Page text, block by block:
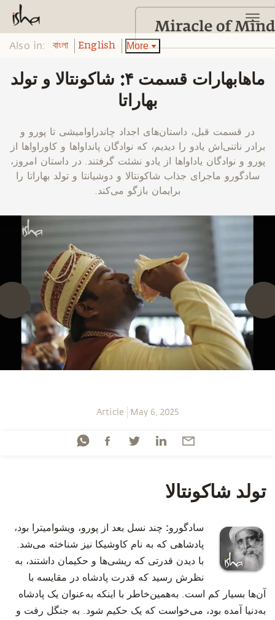
Also in: বাংলা English More
ماهابهارات قسمت ۴: شاکونتالا و تولد
بهاراتا
‫در قسمت قبل، داستان‌های اجداد چاندراوامیشی تا پورو و
برادر ناتنی‌‌اش یادو را دیدیم، که نوادگان پانداواها و کاوراواها از
پورو و نوادگان یاداواها از یادو نشئت گرفتند. در داستان امروز،
سادگورو ماجرای جذاب شاکونتالا و دوشیانتا و تولد بهاراتا را
برایمان بازگو می‌کند.
Article May 6, 2025
تولد شاکونتالا
سادگورو: چند نسل بعد از پورو، ویشوامیترا بود،
پادشاهی که به نام کاوشیکا نیز شناخته می‌شد.
با دیدن قدرتی که ریشی‌ها و حکیمان داشتند، به
نظرش رسید که قدرت پادشاه در مقایسه با
آن‌ها بسیار کم است. به‌همین‌خاطر با اینکه به‌عنوان یک پادشاه
به‌دنیا آمده بود، می‌خواست که یک حکیم شود. به جنگل رفت و